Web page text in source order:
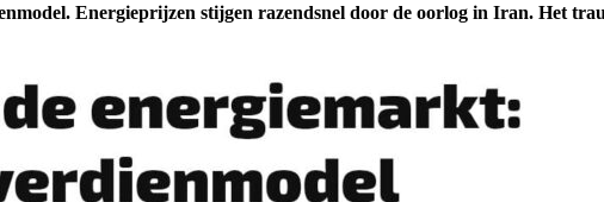
Energieprijzen stijgen razendsnel door de oorlog in Iran. Het